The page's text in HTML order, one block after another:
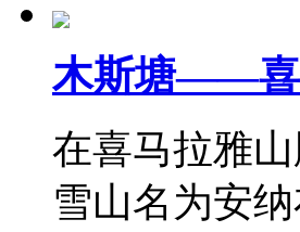
木斯塘——喜
在喜马拉雅
雪山名为安